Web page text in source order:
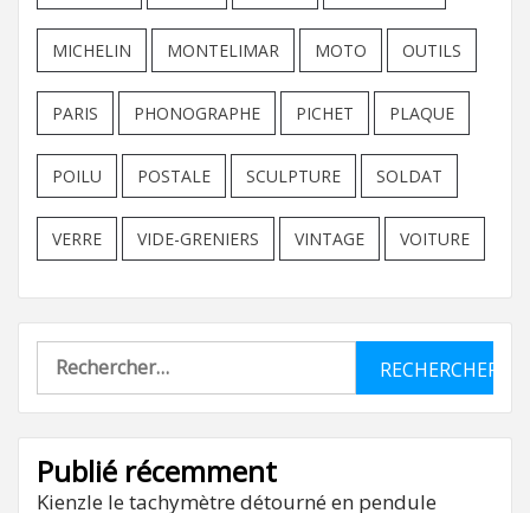
MICHELIN MONTELIMAR MOTO OUTILS
PARIS PHONOGRAPHE PICHET PLAQUE
POILU POSTALE SCULPTURE SOLDAT
VERRE VIDE-GRENIERS VINTAGE VOITURE
Rechercher :
Publié récemment
Kienzle le tachymètre détourné en pendule